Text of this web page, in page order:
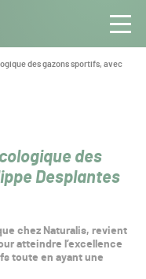
des gazons sportifs, avec
des
Desplantes
chez Naturalis, revient
atteindre l’excellence
toute en ayant une